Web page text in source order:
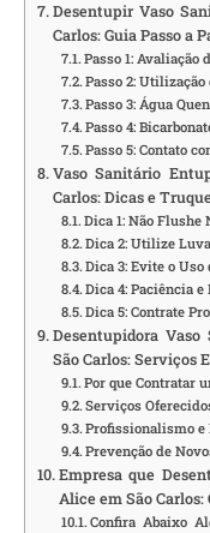
Desentupir Vaso
Carlos: Guia Passo a
Passo 1: Avaliação
Passo 2:
Passo 3: Água
Passo 4:
Passo 5: Contato
Vaso Sanitário
Carlos: Dicas e
Dica 1: Não Flushe
Dica 2: Utilize
Dica 3: Evite o
Dica 4: Paciência
Dica 5: Contrate
Desentupidora
São Carlos: Serviços
Por que Contratar
Serviços
Profissionalismo e
Prevenção de
Empresa que
Alice em São Carlos:
Confira Abaixo